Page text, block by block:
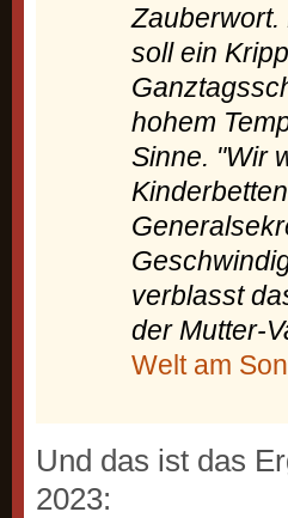
Zauberwort.
soll ein
hohem
Sinne. "Wir
verblasst
der Mutter-
Welt am
Und das ist das
2023: